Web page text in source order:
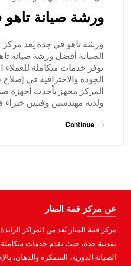
ورشة صيانة
ورشة تاهو في جدة يعد مركز
الصيانة أفضل ورشة صيانة
يوفر خدمات متكاملة للعملاء
الجودة والاحترافية في إصلاح
المركز مجهز بأحدث أجهزة
ولديه مهندسين وفنيين
Continue
عن مركز قمة المنار
مركز قمة المنار يُعد من المراكز
بمدينة جدة، حيث يقدم خدمات
الصيانة الدورية، السمكرة والدهان،